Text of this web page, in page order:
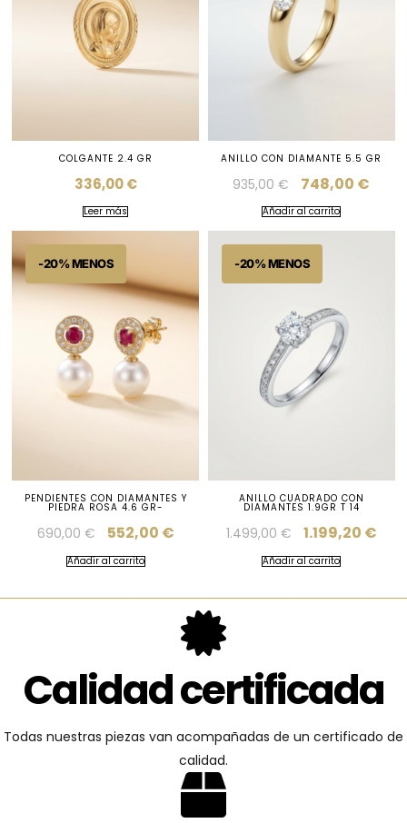
COLGANTE 2.4 GR
336,00€
Leer más
ANILLO CON DIAMANTE 5.5 GR
935,00€ 748,00 €
Añadir al carrito
PENDIENTES CON DIAMANTES Y
PIEDRA ROSA 4.6 GR-
690,00 € 552,00 €
Añadir al carrito
ANILLO CUADRADO CON
DIAMANTES 1.9GR T 14
1.499,00 € 1.199,20 €
Añadir al carrito
Calidad certificada
Todas nuestras piezas van acompañadas de un certificado de
calidad.